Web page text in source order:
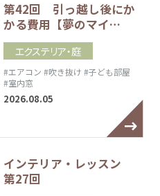
第42回 引っ越し後にか
かる費用【夢のマイ…
エクステリア・庭
#エアコン #吹き抜け #子ども部屋
#室内窓
2026.08.05
インテリア・レッスン
第27回